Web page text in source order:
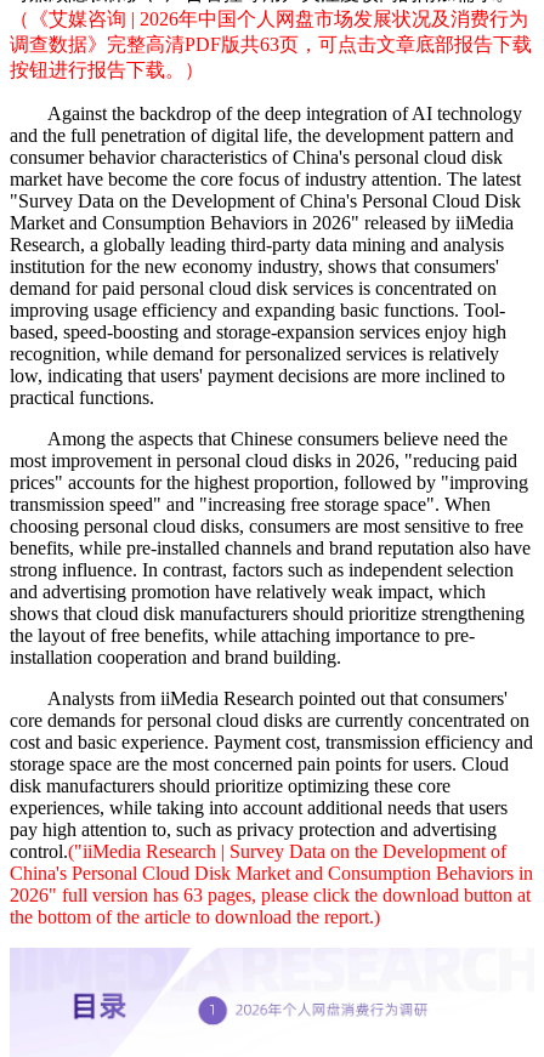
（《艾媒咨询 | 2026年中国个人网盘市场发展状况及消费行为
调查数据》完整高清PDF版共63页，可点击文章底部报告下载
按钮进行报告下载。）
Against the backdrop of the deep integration of AI technology
and the full penetration of digital life, the development pattern and
consumer behavior characteristics of China's personal cloud disk
market have become the core focus of industry attention. The latest
"Survey Data on the Development of China's Personal Cloud Disk
Market and Consumption Behaviors in 2026" released by iiMedia
Research, a globally leading third-party data mining and analysis
institution for the new economy industry, shows that consumers'
demand for paid personal cloud disk services is concentrated on
improving usage efficiency and expanding basic functions. Tool-
based, speed-boosting and storage-expansion services enjoy high
recognition, while demand for personalized services is relatively
low, indicating that users' payment decisions are more inclined to
practical functions.
Among the aspects that Chinese consumers believe need the
most improvement in personal cloud disks in 2026, "reducing paid
prices" accounts for the highest proportion, followed by "improving
transmission speed" and "increasing free storage space". When
choosing personal cloud disks, consumers are most sensitive to free
benefits, while pre-installed channels and brand reputation also have
strong influence. In contrast, factors such as independent selection
and advertising promotion have relatively weak impact, which
shows that cloud disk manufacturers should prioritize strengthening
the layout of free benefits, while attaching importance to pre-
installation cooperation and brand building.
Analysts from iiMedia Research pointed out that consumers'
core demands for personal cloud disks are currently concentrated on
cost and basic experience. Payment cost, transmission efficiency and
storage space are the most concerned pain points for users. Cloud
disk manufacturers should prioritize optimizing these core
experiences, while taking into account additional needs that users
pay high attention to, such as privacy protection and advertising
control.("iiMedia Research | Survey Data on the Development of
China's Personal Cloud Disk Market and Consumption Behaviors in
2026" full version has 63 pages, please click the download button at
the bottom of the article to download the report.)